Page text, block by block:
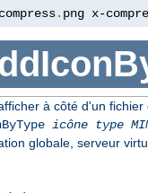
compress. png x-
à côté d'un
icône
type
globale, serveur